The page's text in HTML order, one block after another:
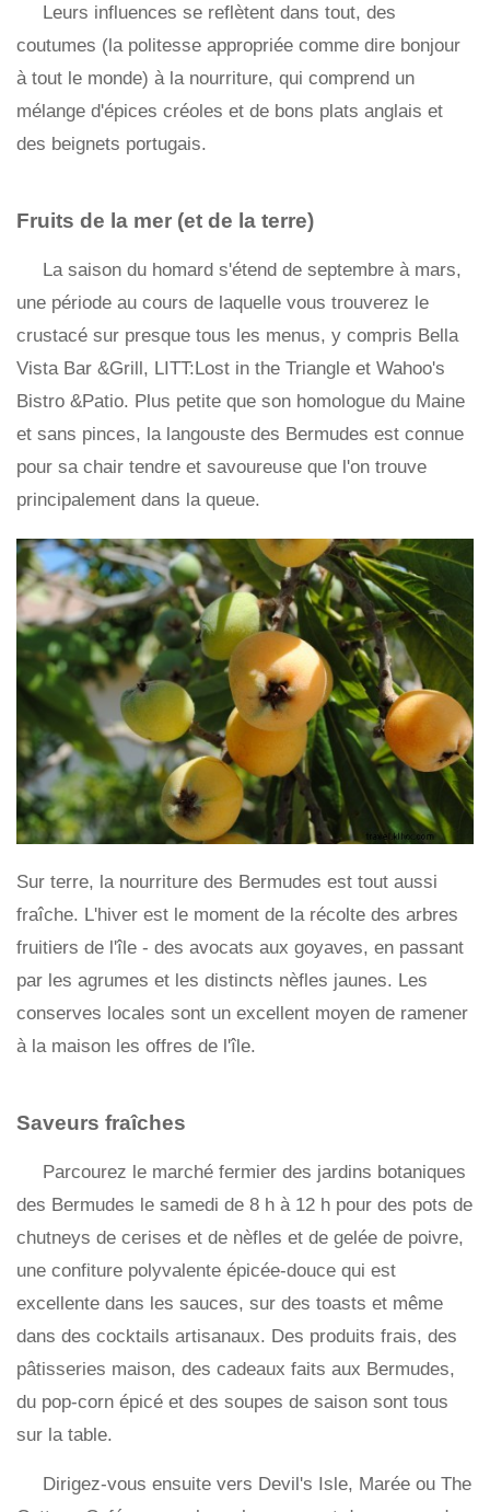
Leurs influences se reflètent dans tout, des
coutumes (la politesse appropriée comme dire bonjour
à tout le monde) à la nourriture, qui comprend un
mélange d'épices créoles et de bons plats anglais et
des beignets portugais.
Fruits de la mer (et de la terre)
La saison du homard s'étend de septembre à mars,
une période au cours de laquelle vous trouverez le
crustacé sur presque tous les menus, y compris Bella
Vista Bar &Grill, LITT:Lost in the Triangle et Wahoo's
Bistro &Patio. Plus petite que son homologue du Maine
et sans pinces, la langouste des Bermudes est connue
pour sa chair tendre et savoureuse que l'on trouve
principalement dans la queue.
Sur terre, la nourriture des Bermudes est tout aussi
fraîche. L'hiver est le moment de la récolte des arbres
fruitiers de l'île - des avocats aux goyaves, en passant
par les agrumes et les distincts nèfles jaunes. Les
conserves locales sont un excellent moyen de ramener
à la maison les offres de l'île.
Saveurs fraîches
Parcourez le marché fermier des jardins botaniques
des Bermudes le samedi de 8 h à 12 h pour des pots de
chutneys de cerises et de nèfles et de gelée de poivre,
une confiture polyvalente épicée-douce qui est
excellente dans les sauces, sur des toasts et même
dans des cocktails artisanaux. Des produits frais, des
pâtisseries maison, des cadeaux faits aux Bermudes,
du pop-corn épicé et des soupes de saison sont tous
sur la table.
Dirigez-vous ensuite vers Devil's Isle, Marée ou The